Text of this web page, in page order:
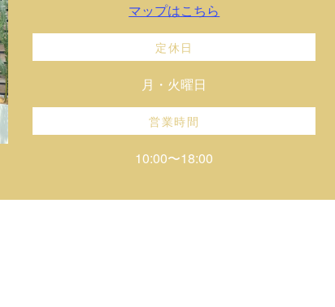
マップはこちら
定休日
月・火曜日
営業時間
10:00〜18:00